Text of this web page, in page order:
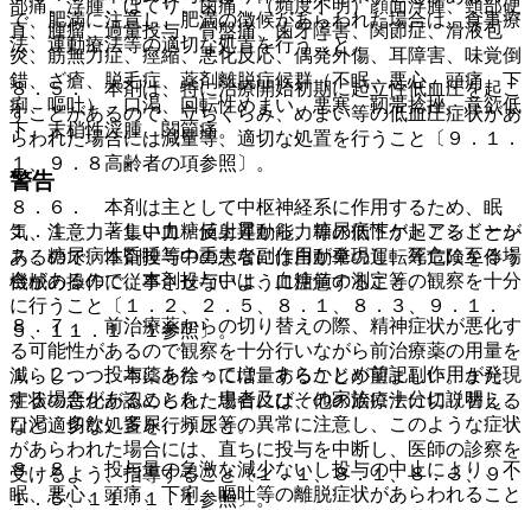
で、肥満に注意し、肥満の徴候があらわれた場合は、食事療
法、運動療法等の適切な処置を行うこと。
８．５． 本剤は、特に治療開始初期に起立性低血圧を起こ
すことがあるので、立ちくらみ、めまい等の低血圧症状があ
らわれた場合には減量等、適切な処置を行うこと〔９．１．
１、９．８高齢者の項参照〕。
８．６． 本剤は主として中枢神経系に作用するため、眠
気、注意力・集中力・反射運動能力等の低下が起こることが
あるので、本剤投与中の患者には自動車の運転等危険を伴う
機械の操作に従事させないように注意すること。
８．７． 前治療薬からの切り替えの際、精神症状が悪化す
る可能性があるので観察を十分行いながら前治療薬の用量を
減らしつつ、本薬を徐々に増量することが望ましい。また、
症状の悪化が認められた場合には、他の治療法に切り替える
など適切な処置を行うこと。
８．８． 投与量の急激な減少ないし投与の中止により、不
眠、悪心、頭痛、下痢、嘔吐等の離脱症状があらわれること
部痛、浮腫、ほてり、歯痛、（頻度不明）顔面浮腫、頸部硬
直、腫瘤、過量投与、骨盤痛、歯牙障害、関節症、滑液包
炎、筋無力症、痙縮、悪化反応、偶発外傷、耳障害、味覚倒
錯、ざ瘡、脱毛症、薬剤離脱症候群（不眠、悪心、頭痛、下
痢、嘔吐）、口渇、回転性めまい、悪寒、靭帯捻挫、意欲低
下、末梢性浮腫、関節痛。
警告
１．１． 著しい血糖値上昇から、糖尿病性ケトアシドーシ
ス、糖尿病性昏睡等の重大な副作用が発現し、死亡に至る場
合があるので、本剤投与中は、血糖値の測定等の観察を十分
に行うこと〔１．２、２．５、８．１、８．３、９．１．
５、１１．１．１参照〕。
１．２． 投与にあたっては、あらかじめ前記副作用が発現
する場合があることを、患者及びその家族に十分に説明し、
口渇、多飲、多尿、頻尿等の異常に注意し、このような症状
があらわれた場合には、直ちに投与を中断し、医師の診察を
受けるよう、指導すること〔１．１、８．１、８．３、９．
１．５、１１．１．１参照〕。